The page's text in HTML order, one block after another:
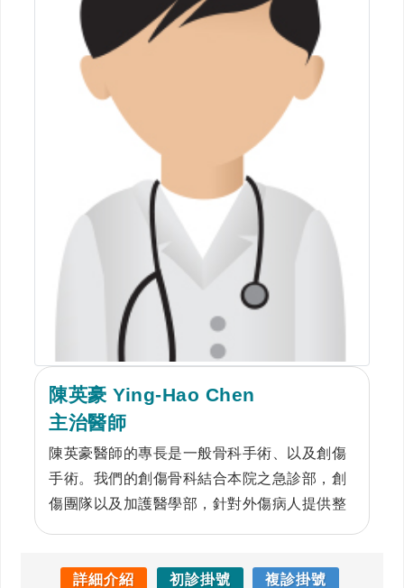
陳英豪 Ying-Hao Chen
主治醫師
陳英豪醫師的專長是一般骨科手術、以及創傷
手術。我們的創傷骨科結合本院之急診部，創
傷團隊以及加護醫學部，針對外傷病人提供整
好、除骨科創傷外、亦能同時處理與治療多重
詳細介紹 初診掛號 複診掛號